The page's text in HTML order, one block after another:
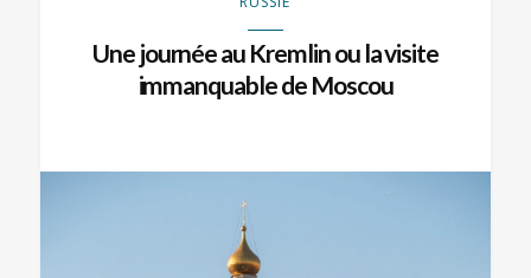
Une journée au Kremlin ou la visite
immanquable de Moscou